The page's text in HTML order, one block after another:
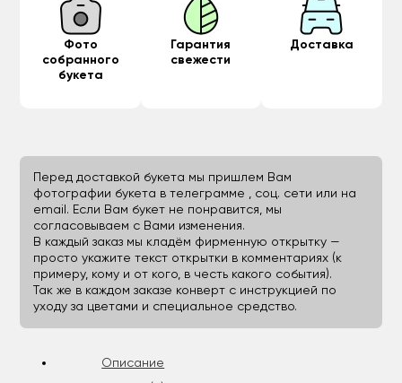
Фото
собранного
букета
Гарантия
свежести
Доставка
Перед доставкой букета мы пришлем Вам
фотографии букета в телеграмме , соц. сети или на
email. Если Вам букет не понравится, мы
согласовываем с Вами изменения.
В каждый заказ мы кладём фирменную открытку —
просто укажите текст открытки в комментариях (к
примеру, кому и от кого, в честь какого события).
Так же в каждом заказе конверт с инструкцией по
уходу за цветами и специальное средство.
Описание